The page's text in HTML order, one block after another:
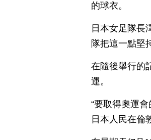
的球衣。
日本女足隊長
隊把這一點堅
在隨後舉行的
運。
“要取得奧運
日本人民在倫